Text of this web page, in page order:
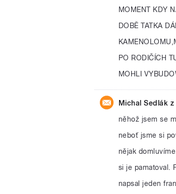
MOMENT KDY
DOBĚ TATKA
PO RODIČÍCH
MOHLI
Michal Sedlák z
něhož jsem se
neboť jsme si
nějak
si je pamatoval.
napsal jeden